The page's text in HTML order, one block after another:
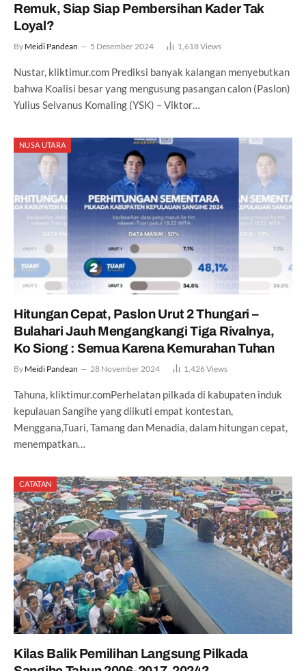
Remuk, Siap Siap Pembersihan Kader Tak
Loyal?
By Meidi Pandean 5 Desember 2024 1,618Views
Nustar, kliktimur.com Prediksi banyak kalangan menyebutkan
bahwa Koalisi besar yang mengusung pasangan calon (Paslon)
Yulius Selvanus Komaling (YSK) – Viktor…
NUSA UTARA
Hitungan Cepat, Paslon Urut 2 Thungari –
Bulahari Jauh Mengangkangi Tiga Rivalnya,
Ko Siong : Semua Karena Kemurahan Tuhan
By Meidi Pandean 28 November 2024 1,426Views
Tahuna, kliktimur.comPerhelatan pilkada di kabupaten induk
kepulauan Sangihe yang diikuti empat kontestan,
Menggana,Tuari, Tamang dan Menadia, dalam hitungan cepat,
menempatkan…
CATATAN
Kilas Balik Pemilihan Langsung Pilkada